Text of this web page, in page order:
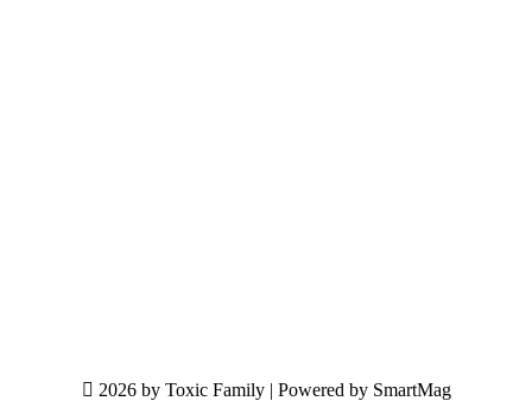
2026 by Toxic Family | Powered by SmartMag